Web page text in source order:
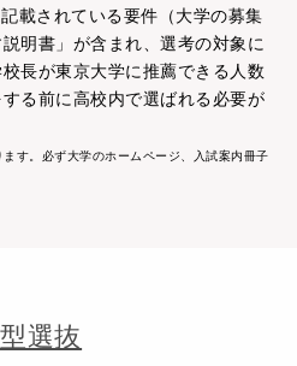
載されている要件（大学の募集
明書」が含まれ、選考の対象に
長が東京大学に推薦できる人数
る前に高校内で選ばれる必要が
す。必ず大学のホームページ、入試案内冊子
選抜